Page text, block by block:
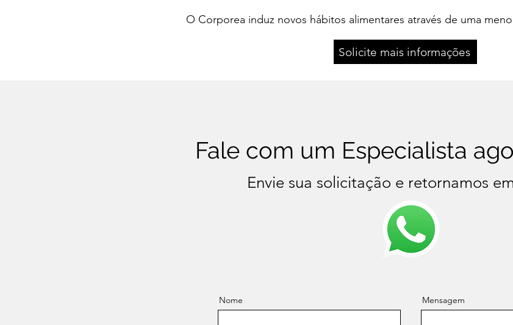
O Corporea induz novos hábitos alimentares através de uma
Solicite mais informações
Fale com um Especialista
Envie sua solicitação e retornamos
Nome Mensagem